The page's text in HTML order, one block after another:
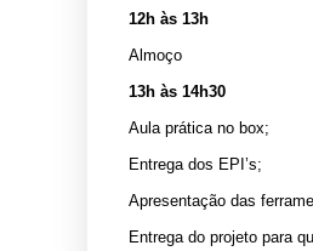
12h às 13h
Almoço
13h às 14h30
Aula prática no box;
Entrega dos EPI’s;
Apresentação das
Entrega do projeto para